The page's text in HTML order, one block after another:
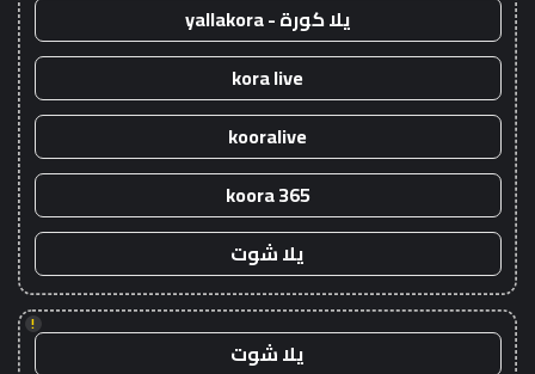
يلا كورة - yallakora
kora live
kooralive
koora 365
يلا شوت
!
يلا شوت